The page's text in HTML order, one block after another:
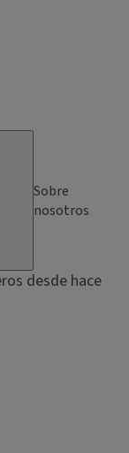
Sobre
nosotros
desde hace